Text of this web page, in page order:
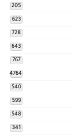
205
623
728
643
767
4764
540
599
548
341